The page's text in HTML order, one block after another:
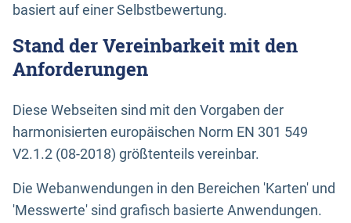
basiert auf einer Selbstbewertung.
Stand der Vereinbarkeit mit den
Anforderungen
Diese Webseiten sind mit den Vorgaben der
harmonisierten europäischen Norm EN 301 549
V2.1.2 (08-2018) größtenteils vereinbar.
Die Webanwendungen in den Bereichen 'Karten' und
'Messwerte' sind grafisch basierte Anwendungen.